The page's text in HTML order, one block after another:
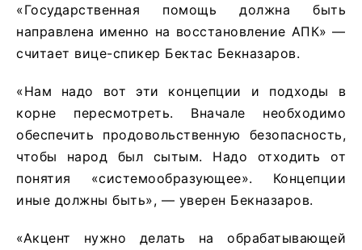
«Государственная помощь должна быть
направлена именно на восстановление АПК» —
считает вице-спикер Бектас Бекназаров.
«Нам надо вот эти концепции и подходы в
корне пересмотреть. Вначале необходимо
обеспечить продовольственную безопасность,
чтобы народ был сытым. Надо отходить от
понятия «системообразующее». Концепции
иные должны быть», — уверен Бекназаров.
«Акцент нужно делать на обрабатывающей